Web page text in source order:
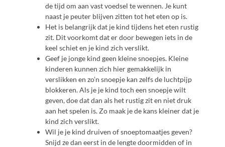
de tijd om aan vast voedsel te wennen. Je kunt
naast je peuter blijven zitten tot het eten op is.
Het is belangrijk dat je kind tijdens het eten rustig
zit. Dit voorkomt dat er door bewegen iets in de
keel schiet en je kind zich verslikt.
Geef je jonge kind geen kleine snoepjes. Kleine
kinderen kunnen zich hier gemakkelijk in
verslikken en zo’n snoepje kan zelfs de luchtpijp
blokkeren. Als je je kind toch een snoepje wilt
geven, doe dat dan als het rustig zit en niet druk
aan het spelen is. Zo maak je de kans kleiner dat je
kind zich verslikt.
Wil je je kind druiven of snoeptomaatjes geven?
Snijd ze dan eerst in de lengte doormidden of in